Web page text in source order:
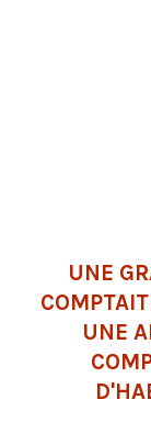
UNE
UNE